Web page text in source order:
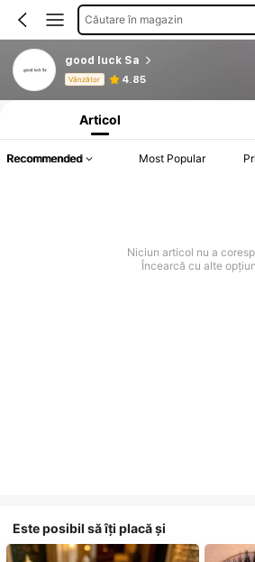
Căutare în magazin
good luck Sa
Vânzător 4.85
Informații despre produs: Divulgarea prețului,
Articol
Recommended Most Popular
Niciun articol nu a
Încearcă cu alte
Este posibil să îți placă și